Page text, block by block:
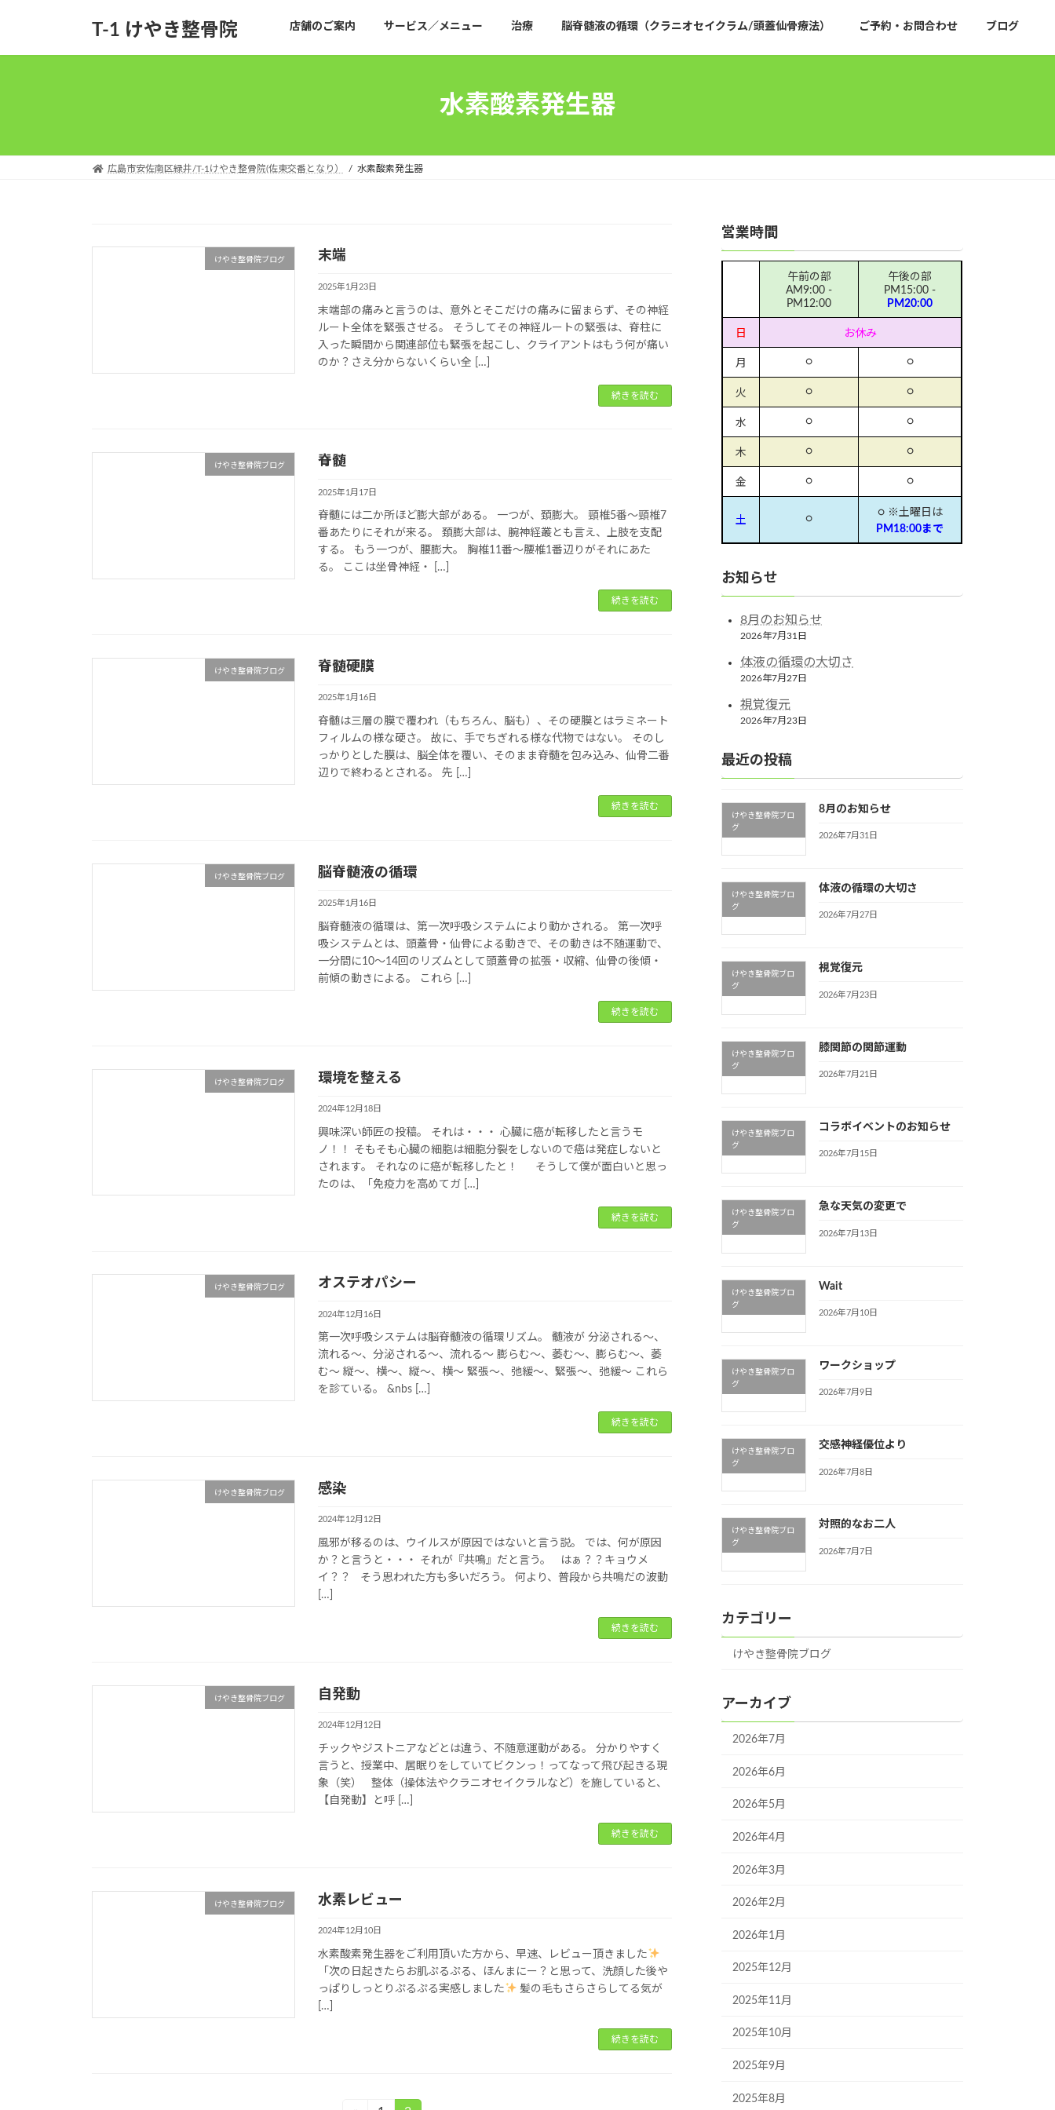
T-1 けやき整骨院 店舗のご案内 サービス／メニュー 治療 脳脊髄液の循環（クラニオセイクラム/頭蓋仙骨療法） ご予約・お問合わせ ブログ
水素酸素発生器
広島市安佐南区緑井/T-1けやき整骨院(佐東交番となり） 水素酸素発生器
けやき整骨院ブログ 末端
2025年1月23日
末端部の痛みと言うのは、意外とそこだけの痛みに留まらず、その神経
ルート全体を緊張させる。 そうしてその神経ルートの緊張は、脊柱に
入った瞬間から関連部位も緊張を起こし、クライアントはもう何が痛い
のか？さえ分からないくらい全 […]
続きを読む
けやき整骨院ブログ 脊髄
2025年1月17日
脊髄には二か所ほど膨大部がある。 一つが、頚膨大。 頸椎5番～頸椎7
番あたりにそれが来る。 頚膨大部は、腕神経叢とも言え、上肢を支配
する。 もう一つが、腰膨大。 胸椎11番～腰椎1番辺りがそれにあた
る。 ここは坐骨神経・ […]
続きを読む
けやき整骨院ブログ 脊髄硬膜
2025年1月16日
脊髄は三層の膜で覆われ（もちろん、脳も）、その硬膜とはラミネート
フィルムの様な硬さ。 故に、手でちぎれる様な代物ではない。 そのし
っかりとした膜は、脳全体を覆い、そのまま脊髄を包み込み、仙骨二番
辺りで終わるとされる。 先 […]
続きを読む
けやき整骨院ブログ 脳脊髄液の循環
2025年1月16日
脳脊髄液の循環は、第一次呼吸システムにより動かされる。 第一次呼
吸システムとは、頭蓋骨・仙骨による動きで、その動きは不随運動で、
一分間に10～14回のリズムとして頭蓋骨の拡張・収縮、仙骨の後傾・
前傾の動きによる。 これら […]
続きを読む
けやき整骨院ブログ 環境を整える
2024年12月18日
興味深い師匠の投稿。 それは・・・ 心臓に癌が転移したと言うモ
ノ！！ そもそも心臓の細胞は細胞分裂をしないので癌は発症しないと
されます。 それなのに癌が転移したと！ そうして僕が面白いと思っ
たのは、「免疫力を高めてガ […]
続きを読む
けやき整骨院ブログ オステオパシー
2024年12月16日
第一次呼吸システムは脳脊髄液の循環リズム。 髄液が 分泌される～、
流れる～、分泌される～、流れる～ 膨らむ～、萎む～、膨らむ～、萎
む～ 縦～、横～、縦～、横～ 緊張～、弛緩～、緊張～、弛緩～ これら
を診ている。 &nbs […]
続きを読む
けやき整骨院ブログ 感染
2024年12月12日
風邪が移るのは、ウイルスが原因ではないと言う説。 では、何が原因
か？と言うと・・・ それが『共鳴』だと言う。 はぁ？？キョウメ
イ？？ そう思われた方も多いだろう。 何より、普段から共鳴だの波動
[…]
続きを読む
けやき整骨院ブログ 自発動
2024年12月12日
チックやジストニアなどとは違う、不随意運動がある。 分かりやすく
言うと、授業中、居眠りをしていてビクンっ！ってなって飛び起きる現
象（笑） 整体（操体法やクラニオセイクラルなど）を施していると、
【自発動】と呼 […]
続きを読む
けやき整骨院ブログ 水素レビュー
2024年12月10日
水素酸素発生器をご利用頂いた方から、早速、レビュー頂きました
「次の日起きたらお肌ぷるぷる、ほんまにー？と思って、洗顔した後や
っぱりしっとりぷるぷる実感しました
髪の毛もさらさらしてる気が
[…]
続きを読む
営業時間
午前の部
AM9:00 -
PM12:00
午後の部
PM15:00 -
PM20:00
日 お休み
月 ○ ○
火 ○ ○
水 ○ ○
木 ○ ○
金 ○ ○
土 ○
○ ※土曜日は
PM18:00まで
お知らせ
8月のお知らせ
2026年7月31日
体液の循環の大切さ
2026年7月27日
視覚復元
2026年7月23日
最近の投稿
けやき整骨院ブロ
グ
8月のお知らせ
2026年7月31日
けやき整骨院ブロ
グ
体液の循環の大切さ
2026年7月27日
けやき整骨院ブロ
グ
視覚復元
2026年7月23日
けやき整骨院ブロ
グ
膝関節の関節運動
2026年7月21日
けやき整骨院ブロ
グ
コラボイベントのお知らせ
2026年7月15日
けやき整骨院ブロ
グ
急な天気の変更で
2026年7月13日
けやき整骨院ブロ
グ
Wait
2026年7月10日
けやき整骨院ブロ
グ
ワークショップ
2026年7月9日
けやき整骨院ブロ
グ
交感神経優位より
2026年7月8日
けやき整骨院ブロ
グ
対照的なお二人
2026年7月7日
カテゴリー
けやき整骨院ブログ
アーカイブ
2026年7月
2026年6月
2026年5月
2026年4月
2026年3月
2026年2月
2026年1月
2025年12月
2025年11月
2025年10月
2025年9月
2025年8月